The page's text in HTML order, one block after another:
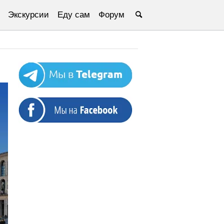
Экскурсии Еду сам Форум